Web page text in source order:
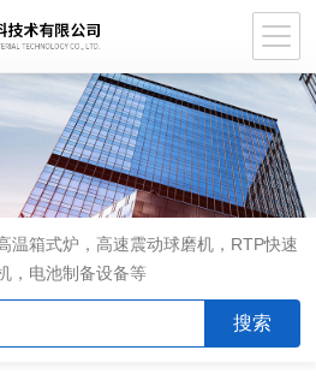
温箱式炉，高速震动球磨机，RTP快速
，电池制备设备等